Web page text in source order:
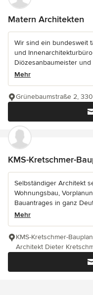
Matern Architekten
Wir sind ein bundesweit
und
Diözesanbaumeister und
Mehr
Grünebaumstraße 2,
KMS-Kretschmer-
Selbständiger Architekt
Wohnungsbau,
Bauantrages in ganz
Mehr
KMS-Kretschmer-
Architekt Dieter